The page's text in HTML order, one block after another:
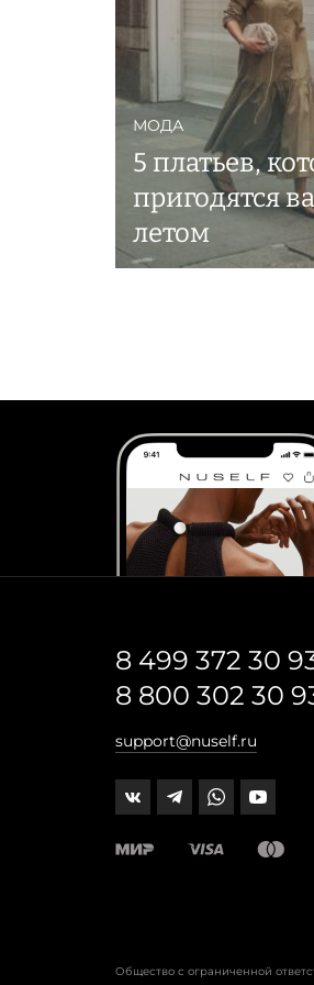
МОДА
5 платьев,
пригодятся
летом
8 499 372 30
8 800 302 30
support@nuself.ru
Общество с ограниченной